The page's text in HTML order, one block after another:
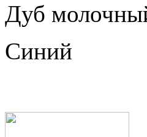
Дуб
Синий